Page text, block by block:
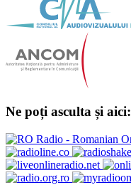
Ne poți asculta și aici: